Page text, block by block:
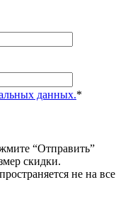
данных.*
“Отправить”
скидки.
не на все